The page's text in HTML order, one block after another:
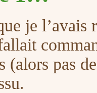
je
(alors pas